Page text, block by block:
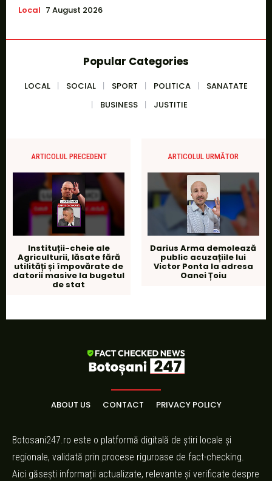
Local 7 August 2026
Popular Categories
LOCAL SOCIAL SPORT POLITICA
SANATATE
BUSINESS
JUSTITIE
ARTICOLUL PRECEDENT
Instituții-cheie ale
Agriculturii, lăsate fără
utilități și împovărate de
datorii masive la bugetul
de stat
ARTICOLUL URMĂTOR
Darius Arma demolează
public acuzațiile lui
Victor Ponta la adresa
Oanei Țoiu
ABOUT US CONTACT PRIVACY POLICY
Botosani247.ro este o platformă digitală de știri locale și
regionale, validată prin procese riguroase de fact-checking.
Aici găsești informații actualizate, relevante și verificate despre